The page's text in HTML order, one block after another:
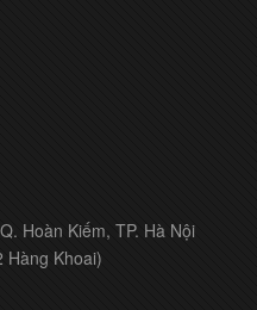
Hoàn Kiếm, TP. Hà Nội
Hàng Khoai)